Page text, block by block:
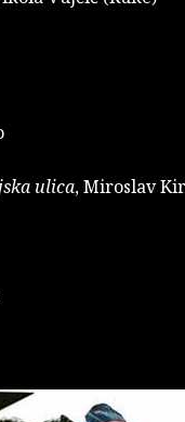
ulica, Miroslav